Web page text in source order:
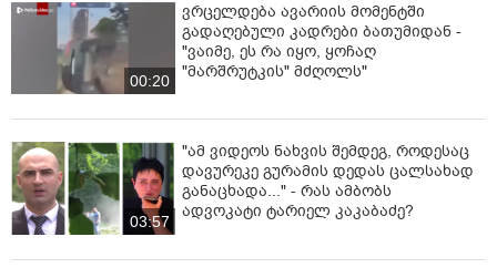
00:20
ვრცელდება ავარიის მომენტში
გადაღებული კადრები ბათუმიდან -
"ვაიმე, ეს რა იყო, ყოჩაღ
"მარშრუტკის" მძღოლს"
03:57
"ამ ვიდეოს ნახვის შემდეგ, როდესაც
დავურეკე გურამის დედას ცალსახად
განაცხადა..." - რას ამბობს
ადვოკატი ტარიელ კაკაბაძე?